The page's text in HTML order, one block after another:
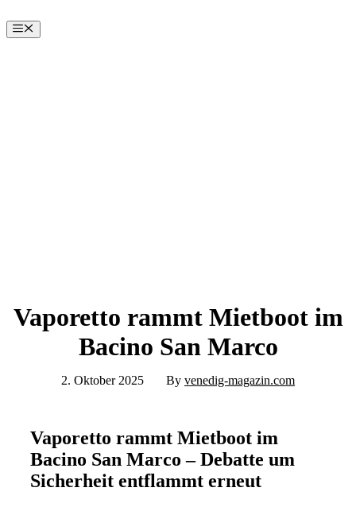
Inhalt
springen
Menü
Vaporetto rammt Mietboot im
Bacino San Marco
2. Oktober 2025 By venedig-magazin.com
Vaporetto rammt Mietboot im
Bacino San Marco – Debatte um
Sicherheit entflammt erneut